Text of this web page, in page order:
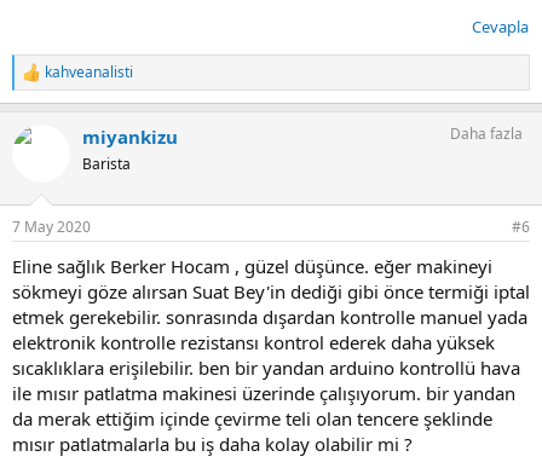
Cevapla
T
e
k
kahveanalisti
miyankizu
Barista
Daha fazla
7 May 2020 #6
Eline sağlık Berker Hocam , güzel düşünce. eğer makineyi
sökmeyi göze alırsan Suat Bey'in dediği gibi önce termiği iptal
etmek gerekebilir. sonrasında dışardan kontrolle manuel yada
elektronik kontrolle rezistansı kontrol ederek daha yüksek
sıcaklıklara erişilebilir. ben bir yandan arduino kontrollü hava
ile mısır patlatma makinesi üzerinde çalışıyorum. bir yandan
da merak ettiğim içinde çevirme teli olan tencere şeklinde
mısır patlatmalarla bu iş daha kolay olabilir mi ?